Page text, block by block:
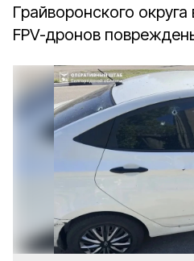
Грайворонского округа
FPV-дронов